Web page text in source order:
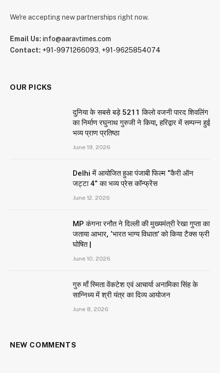
We're accepting new partnerships right now.
Email Us: info@aaravtimes.com
Contact: +91-9971266093 +91-9625854074
OUR PICKS
दुनिया के सबसे बड़े 5211 किलो वजनी पारद शिवलिंग
का निर्माण रघुनाथ गुरुजी ने किया, हरिद्वार में सम्पन्न हुई
भव्य प्राण प्रतिष्ठा
June 19, 2026
Delhi में आयोजित हुआ पंजाबी फिल्म “कैरी ऑन
जट्टा 4” का भव्य प्रेस कॉन्फ्रेंस
June 12, 2026
MP कंगना रनौत ने दिल्ली की मुख्यमंत्री रेखा गुप्ता का
जताया आभार, ‘भारत भाग्य विधाता’ को किया टैक्स फ्री
घोषित |
June 10, 2026
गुरु माँ स्मिता वेंकटेश एवं आचार्या अनामिका सिंह के
सान्निध्य में श्री यंत्र का दिव्य आयोजन
June 8, 2026
NEW COMMENTS